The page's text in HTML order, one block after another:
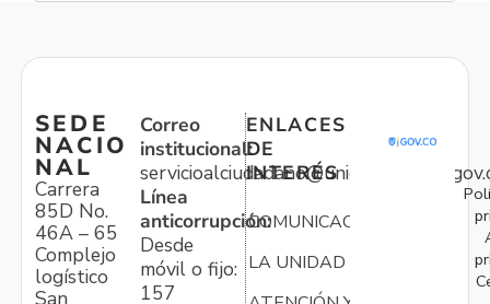
SEDE
NACIO
NAL
Carrera
85D No.
46A – 65
Complejo
logístico
San
Correo
institucional:
Línea
anticorrupción:
Desde
móvil o fijo:
157
ENLACES
DE
INTERÉS
COMUNICACIONES
LA UNIDAD